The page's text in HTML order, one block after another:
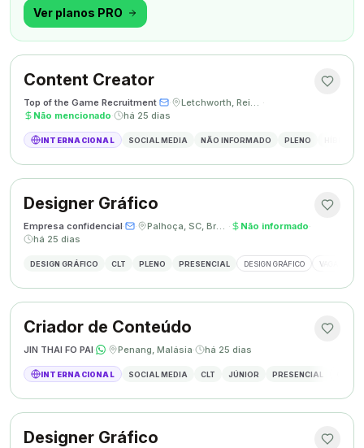
na memória.
Ver planos PRO
Content Creator
Top of the Game Recruitment· · Letchworth, Reino Unido ·
Não mencionado· há 25 dias
INTERNACIONAL SOCIAL MEDIA NÃO INFORMADO PLENO
Designer Gráfico
Empresa confidencial· · Palhoça, SC, Brasil · Não informado·
há 25 dias
DESIGN GRÁFICO CLT PLENO PRESENCIAL DESIGN GRÁFICO VAGA
Criador de Conteúdo
JIN THAI FO PAI· · Penang, Malásia· há 25 dias
INTERNACIONAL SOCIAL MEDIA CLT JÚNIOR PRESENCIAL
Designer Gráfico